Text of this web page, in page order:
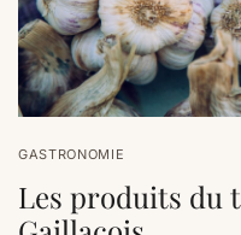
GASTRONOMIE
Les produits du